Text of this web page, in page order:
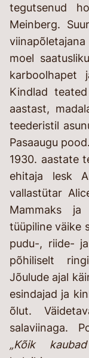
tegutsenud
Meinberg.
moel
karboolhapet
Kindlad
aastast,
teederistil
Pasaaugu pood.
1930. aastate
ehitaja lesk
vallastütar
Mammaks
tüüpiline väike
pudu-, riide-
põhiliselt
Jõulude ajal
esindajad ja
õlut.
salaviinaga.
„Kõik